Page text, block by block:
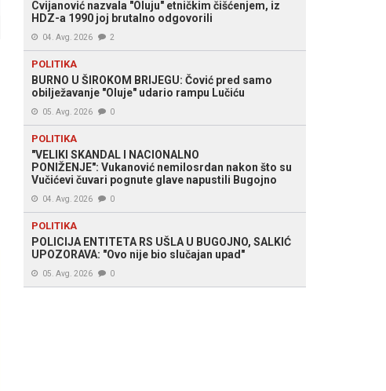
Cvijanović nazvala "Oluju" etničkim čišćenjem, iz
HDZ-a 1990 joj brutalno odgovorili
04. Avg. 2026 2
POLITIKA
BURNO U ŠIROKOM BRIJEGU: Čović pred samo
obilježavanje "Oluje" udario rampu Lučiću
05. Avg. 2026 0
POLITIKA
"VELIKI SKANDAL I NACIONALNO
PONIŽENJE": Vukanović nemilosrdan nakon što su
Vučićevi čuvari pognute glave napustili Bugojno
04. Avg. 2026 0
POLITIKA
POLICIJA ENTITETA RS UŠLA U BUGOJNO, SALKIĆ
UPOZORAVA: "Ovo nije bio slučajan upad"
05. Avg. 2026 0